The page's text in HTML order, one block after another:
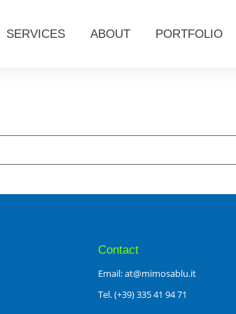
SERVICES ABOUT PORTFOLIO
Contact
Email: at@mimosablu.it
Tel. (+39) 335 41 94 71